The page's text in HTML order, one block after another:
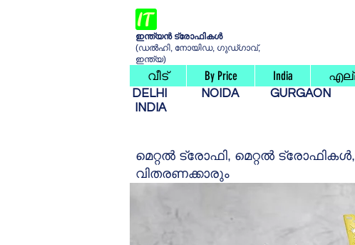
ഇന്ത്യൻ ട്രോഫികൾ
(ഡൽഹി, നോയിഡ, ഗുഡ്ഗാവ്,
ഇന്ത്യ)
വീട് By Price India
DELHI NOIDA GURGAON
INDIA
മെറ്റൽ ട്രോഫി, മെറ്റൽ
വിതരണക്കാരും